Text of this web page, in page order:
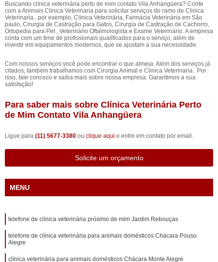
Buscando clínica veterinária perto de mim contato Vila Anhangüera? Conte
com a Animais Clinica Veterinaria para solicitar serviços do ramo de Clinica
Veterinaria , por exemplo, Clínica Veterinária, Farmácia Veterinária em São
paulo, Cirurgia de Castração para Gatos, Cirurgia de Castração de Cachorro,
Ortopedia para Pet , Veterinário Oftalmologista e Exame Veterinário. A empresa
conta com um time de profissionais qualificados para o serviço, além de
investir em equipamentos modernos, que se ajustam a sua necessidade.
Com nossos serviços você pode encontrar o que almeja. Além dos serviços já
citados, também trabalhamos com Cirurgia Animal e Clinica Veterinaria . Por
isso, fale conosco e saiba mais sobre nossa empresa. Garantimos a sua
satisfação!
Para saber mais sobre Clínica Veterinária Perto
de Mim Contato Vila Anhangüera
Ligue para (11) 5677-3380 ou clique aqui e entre em contato por email.
Solicite um orçamento
MENU
telefone de clínica veterinária próximo de mim Jardim Rebouças
telefone de clínica veterinária para animais domésticos Chácara Pouso
Alegre
clínica veterinária para animais domésticos Chácara Monte Alegre